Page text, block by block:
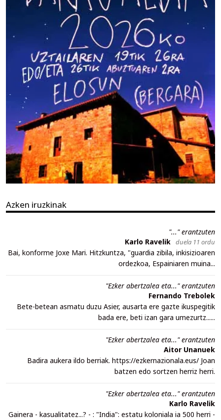
Azken iruzkinak
"..." erantzuten
Karlo Ravelik duela 11 ordu
Bai, konforme Joxe Mari. Hitzkuntza, "guardia zibila, inkisizioaren
ordezkoa, Espainiaren muina...
"Ezker abertzalea eta..." erantzuten
Fernando Trebolek
Bete-betean asmatu duzu Asier, ausarta ere gazte ikuspegitik
bada ere, beti izan gara umezurtz......
"Ezker abertzalea eta..." erantzuten
Aitor Unanuek
Badira aukera ildo berriak. https://ezkernazionala.eus/ Joan
batzen edo sortzen herriz herri.
"Ezker abertzalea eta..." erantzuten
Karlo Ravelik
Gainera - kasualitatez...? - : "India": estatu koloniala ia 500 herri -